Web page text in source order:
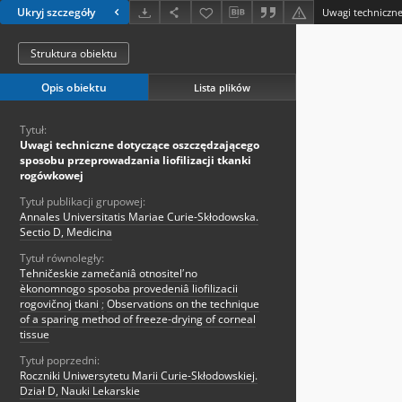
Ukryj szczegóły
Struktura obiektu
Opis obiektu Lista plików
Tytuł:
Uwagi techniczne dotyczące oszczędzającego
sposobu przeprowadzania liofilizacji tkanki
rogówkowej
Tytuł publikacji grupowej:
Annales Universitatis Mariae Curie-Skłodowska.
Sectio D, Medicina
Tytuł równoległy:
Tehničeskie zamečaniâ otnositelʹno
èkonomnogo sposoba provedeniâ liofilizacii
rogovičnoj tkani ; Observations on the technique
of a sparing method of freeze-drying of corneal
tissue
Tytuł poprzedni:
Roczniki Uniwersytetu Marii Curie-Skłodowskiej.
Dział D, Nauki Lekarskie